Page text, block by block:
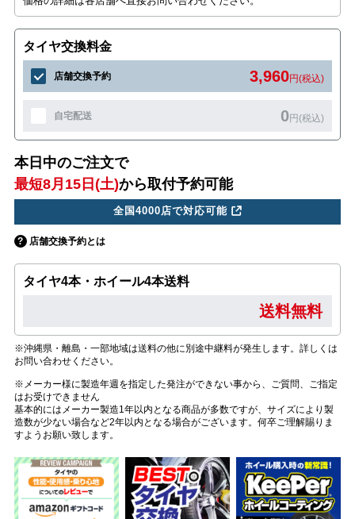
タイヤ交換料金
店舗交換予約 3,960円(税込)
自宅配送 0円(税込)
本日中のご注文で
最短8月15日(土)から取付予約可能
全国4000店で対応可能
店舗交換予約とは
タイヤ4本・ホイール4本送料
送料無料
※沖縄県・離島・一部地域は送料の他に別途中継料が発生します。詳しくは
お問い合わせください。
※メーカー様に製造年週を指定した発注ができない事から、ご質問、ご指定
はお受けできません
基本的にはメーカー製造1年以内となる商品が多数ですが、サイズにより製
造数が少ない場合など2年以内となる場合がございます。何卒ご理解賜りま
すようお願い致します。